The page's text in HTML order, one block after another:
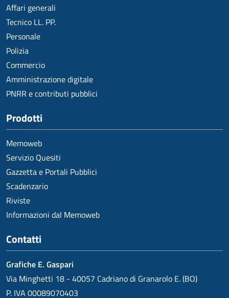
Affari generali
Tecnico LL. PP.
Personale
Polizia
Commercio
Amministrazione digitale
PNRR e contributi pubblici
Prodotti
Memoweb
Servizio Quesiti
Gazzetta e Portali Pubblici
Scadenzario
Riviste
Informazioni dal Memoweb
Contatti
Grafiche E. Gaspari
Via Minghetti 18 - 40057 Cadriano di Granarolo E. (BO)
P. IVA 00089070403